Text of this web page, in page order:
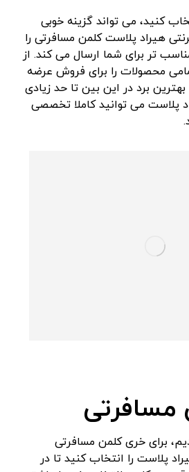
کنید، می تواند گزینه خوبی
هیراد پلاست کلمن مسافرتی را
تر برای شما ارسال می کند. از
محصولات را برای فروش عرضه
برد در این بین تا حد زیادی
پلاست می توانید کاملا تخصصی
مسافرتی
برای خری کلمن مسافرتی
پلاست را انتخاب کنید تا در